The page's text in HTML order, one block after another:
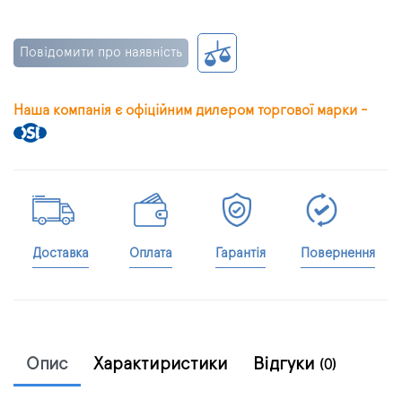
Повідомити про наявність
Наша компанія є офіційним дилером торгової марки -
Доставка Оплата Гарантія Повернення
Опис Характиристики Відгуки (0)